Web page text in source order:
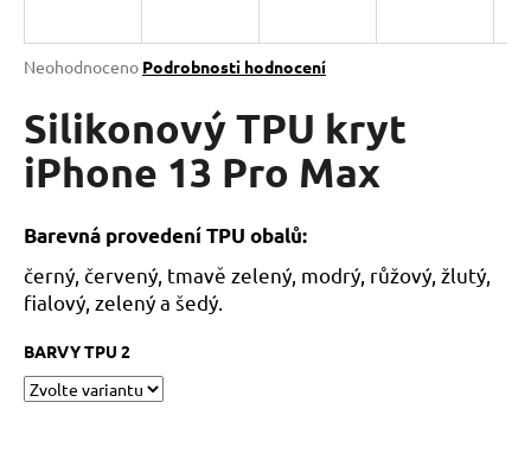
Průměrné
produktu
je
0,0
hvězdiček.
Neohodnoceno Podrobnosti hodnocení
Silikonový TPU kryt
iPhone 13 Pro Max
Barevná provedení TPU obalů:
černý, červený, tmavě zelený, modrý, růžový, žlutý,
fialový, zelený a šedý.
BARVY TPU 2
j
t
?
HLEDAT
D
o